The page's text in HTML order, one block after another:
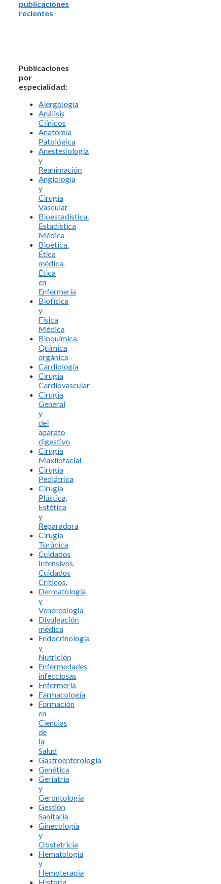
publicaciones
recientes
Publicaciones
por
especialidad:
Alergología
Análisis
Clínicos
Anatomía
Patológica
Anestesiología
y
Reanimación
Angiología
y
Cirugía
Vascular
Bioestadística.
Estadística
Médica
Bioética.
Ética
médica.
Ética
en
Enfermería
Biofísica
y
Física
Médica
Bioquímica.
Química
orgánica
Cardiología
Cirugía
Cardiovascular
Cirugía
General
y
del
aparato
digestivo
Cirugía
Maxilofacial
Cirugía
Pediátrica
Cirugía
Plástica,
Estética
y
Reparadora
Cirugía
Torácica
Cuidados
Intensivos.
Cuidados
Críticos.
Dermatología
y
Venereología
Divulgación
médica
Endocrinología
y
Nutrición
Enfermedades
infecciosas
Enfermería
Farmacología
Formación
en
Ciencias
de
la
Salud
Gastroenterología
Genética
Geriatría
y
Gerontología
Gestión
Sanitaria
Ginecología
y
Obstetricia
Hematología
y
Hemoterapia
Historia